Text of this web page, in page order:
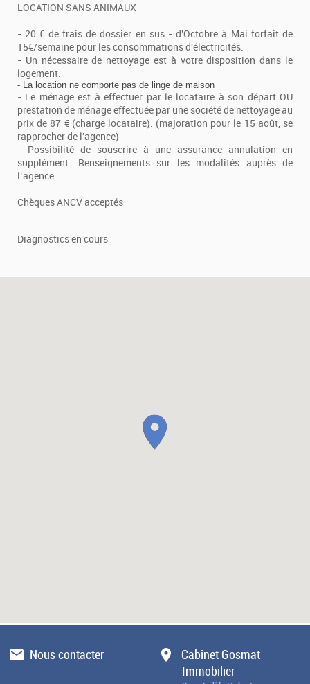
LOCATION SANS ANIMAUX
- 20 € de frais de dossier en sus - d'Octobre à Mai forfait de
15€/semaine pour les consommations d'électricités.
- Un nécessaire de nettoyage est à votre disposition dans le
logement.
- La location ne comporte pas de linge de maison
- Le ménage est à effectuer par le locataire à son départ OU
prestation de ménage effectuée par une société de nettoyage au
prix de 87 € (charge locataire). (majoration pour le 15 août, se
rapprocher de l'agence)
- Possibilité de souscrire à une assurance annulation en
supplément. Renseignements sur les modalités auprès de
l’agence
Chèques ANCV acceptés
Diagnostics en cours
Nous contacter
Cabinet Gosmat
Immobilier